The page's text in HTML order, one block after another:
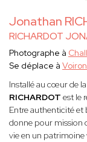
Jonathan
RICHARDOT
Photographe à
Se déplace à
Installé au cœur de la
RICHARDOT est le
Entre authenticité et
donne pour mission
vie en un patrimoine